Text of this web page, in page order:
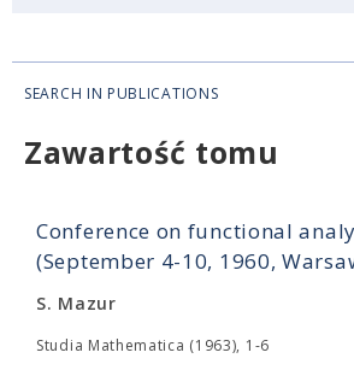
SEARCH IN PUBLICATIONS
Zawartość tomu
Conference on functional
(September 4-10, 1960,
S. Mazur
Studia Mathematica (1963), 1-6